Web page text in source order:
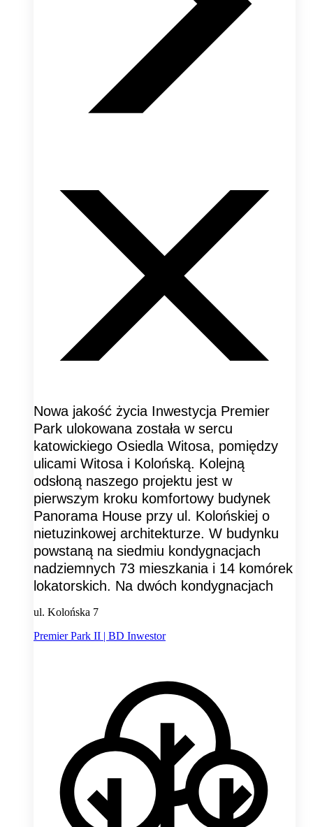
Nowa jakość życia Inwestycja Premier
Park ulokowana została w sercu
katowickiego Osiedla Witosa, pomiędzy
ulicami Witosa i Kolońską. Kolejną
odsłoną naszego projektu jest w
pierwszym kroku komfortowy budynek
Panorama House przy ul. Kolońskiej o
nietuzinkowej architekturze. W budynku
powstaną na siedmiu kondygnacjach
nadziemnych 73 mieszkania i 14 komórek
lokatorskich. Na dwóch kondygnacjach
ul. Kolońska 7
Premier Park II | BD Inwestor